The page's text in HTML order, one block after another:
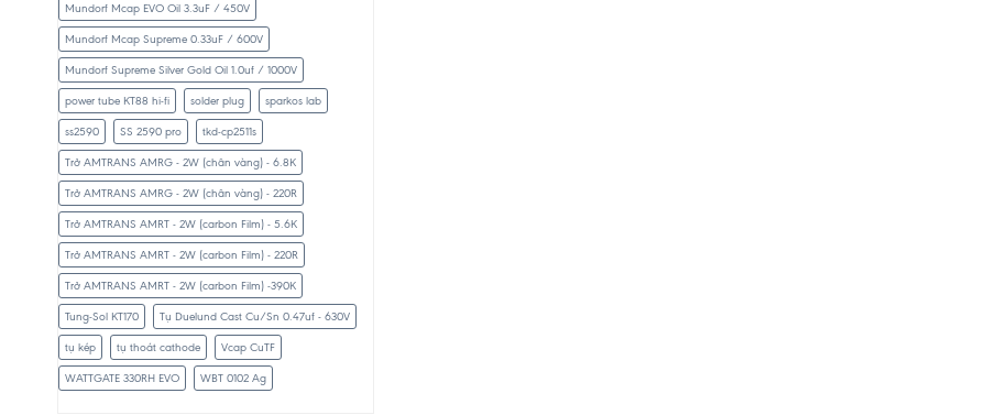
Mundorf Mcap EVO Oil 3.3uF / 450V
Mundorf Mcap Supreme 0.33uF / 600V
Mundorf Supreme Silver Gold Oil 1.0uf / 1000V
power tube KT88 hi-fi solder plug sparkos lab
ss2590 SS 2590 pro tkd-cp2511s
Trở AMTRANS AMRG - 2W (chân vàng) - 6.8K
Trở AMTRANS AMRG - 2W (chân vàng) - 220R
Trở AMTRANS AMRT - 2W (carbon Film) - 5.6K
Trở AMTRANS AMRT - 2W (carbon Film) - 220R
Trở AMTRANS AMRT - 2W (carbon Film) -390K
Tung-Sol KT170 Tụ Duelund Cast Cu/Sn 0.47uf - 630V
tụ kép tụ thoát cathode Vcap CuTF
WATTGATE 330RH EVO WBT 0102 Ag